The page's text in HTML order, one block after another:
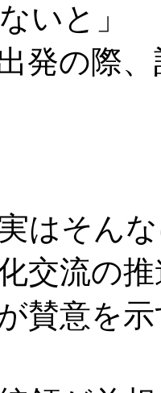
いと」
発の際
はそん
交流の
賛意を